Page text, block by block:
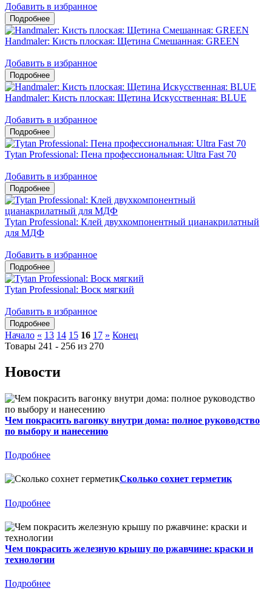
Добавить в избранное
Handmaler: Кисть плоская: Щетина Смешанная: GREEN
Добавить в избранное
Handmaler: Кисть плоская: Щетина Искусственная: BLUE
Добавить в избранное
Tytan Professional: Пена профессиональная: Ultra Fast 70
Добавить в избранное
Tytan Professional: Клей двухкомпонентный цианакрилатный
для МДФ
Добавить в избранное
Tytan Professional: Воск мягкий
Добавить в избранное
Начало « 13 14 15 16 17 » Конец
Товары 241 - 256 из 270
Новости
Чем покрасить вагонку внутри дома: полное руководство
по выбору и нанесению
Подробнее
Сколько сохнет герметик
Подробнее
Чем покрасить железную крышу по ржавчине: краски и
технологии
Подробнее